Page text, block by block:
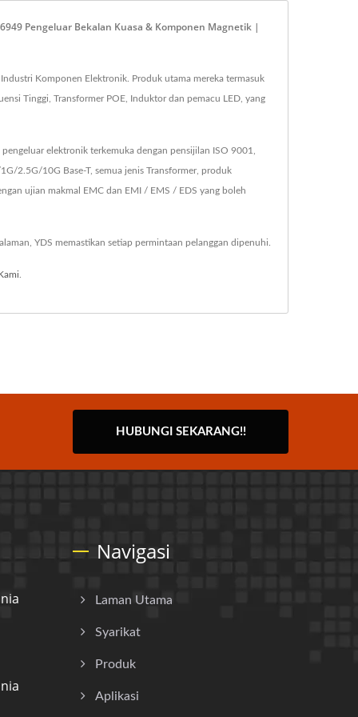
Pengeluar Bekalan Kuasa & Komponen Magnetik |
Komponen Elektronik. Produk utama mereka termasuk
Tinggi, Transformer POE, Induktor dan pemacu LED, yang
elektronik terkemuka dengan pensijilan ISO 9001,
2.5G/10G Base-T, semua jenis Transformer, produk
ujian makmal EMC dan EMI / EMS / EDS yang boleh
YDS memastikan setiap permintaan pelanggan dipenuhi.
HUBUNGI SEKARANG!!
Navigasi
Laman Utama
Syarikat
Produk
Aplikasi